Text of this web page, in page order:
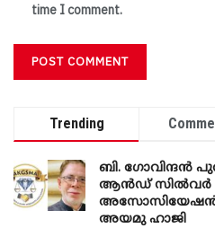
time I comment.
Trending
ബി. ​ഗോവിന്ദൻ
ആൻഡ് സിൽവർ
അസോസിയേഷൻ
അയമു ഹാജി